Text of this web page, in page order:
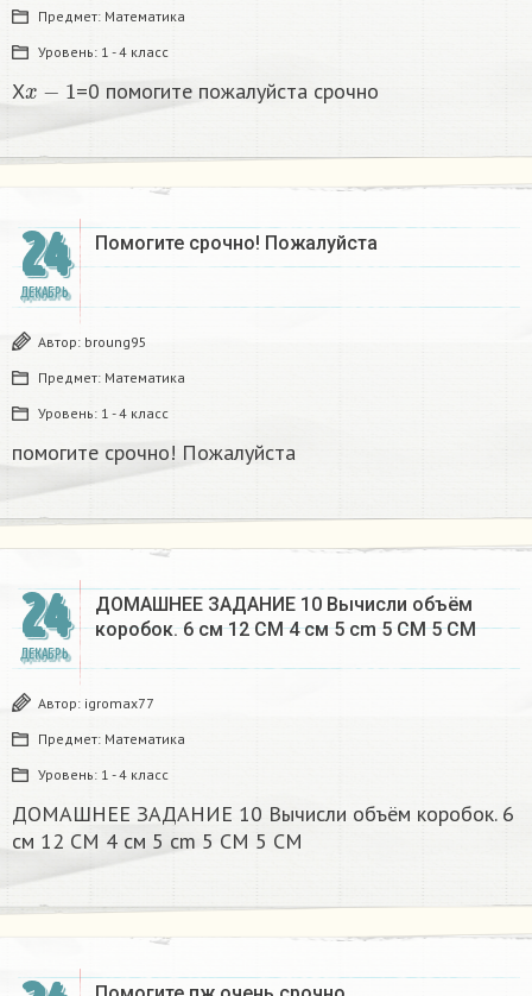
Предмет: Математика
Уровень: 1 - 4 класс
X =0 помогите пожалуйста срочно
24
ДЕКАБРЬ
Помогите срочно! Пожалуйста
Автор: broung95
Предмет: Математика
Уровень: 1 - 4 класс
помогите срочно! Пожалуйста
24
ДЕКАБРЬ
ДОМАШНЕЕ ЗАДАНИЕ 10 Вычисли объём
коробок. 6 см 12 CM 4 см 5 cm 5 CM 5 CM​
Автор: igromax77
Предмет: Математика
Уровень: 1 - 4 класс
ДОМАШНЕЕ ЗАДАНИЕ 10 Вычисли объём коробок. 6
см 12 CM 4 см 5 cm 5 CM 5 CM​